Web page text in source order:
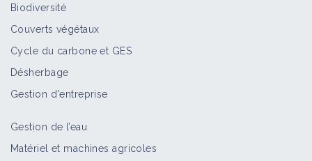
Biodiversité
Couverts végétaux
Cycle du carbone et GES
Désherbage
Gestion d'entreprise
Gestion de l’eau
Matériel et machines agricoles